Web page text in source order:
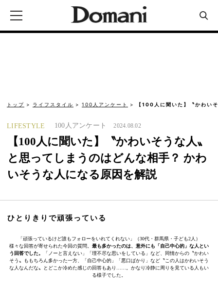
トップ ライフスタイル 100人アンケート 【100人に聞いた】〝かわい
LIFESTYLE 100人アンケート 2024.08.02
【100人に聞いた】〝かわいそうな人〟
と思ってしまうのはどんな相手？ かわ
いそうな人になる原因を解説
ひとりきりで頑張っている
「頑張っているけど誰もフォローをいれてくれない」（30代・群馬県・子ども2人）
様々な回答が寄せられた今回の質問。 最も多かったのは、意外にも「自己中心的」な人とい
う回答でした。
「ノーと言えない」「理不尽な思いをしている」など、同情からの〝かわい
そう〟ももちろん多かった一方、「自己中心的」「悪口ばかり」など〝この人はかわいそう
な人なんだな〟とどこか冷めた感じの回答もあり……。かなり冷静に周りを見ている人もい
る様子でした。